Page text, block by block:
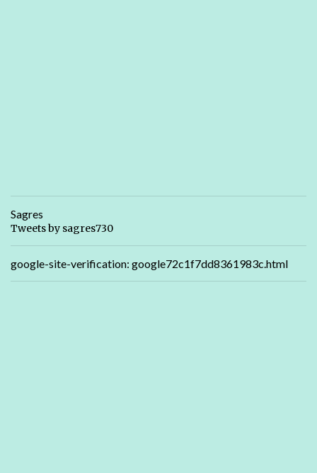
Sagres
Tweets by sagres730
google-site-verification: google72c1f7dd8361983c.html